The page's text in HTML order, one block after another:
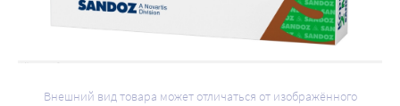
Внешний вид товара может отличаться от изображённого